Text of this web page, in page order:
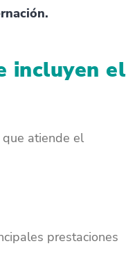
incluyen el
atiende el
prestaciones